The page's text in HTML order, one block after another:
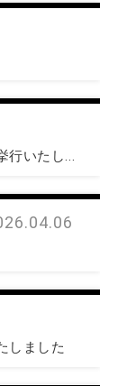
行いたし...
しました